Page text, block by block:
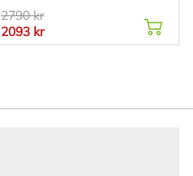
2790 kr
2093 kr